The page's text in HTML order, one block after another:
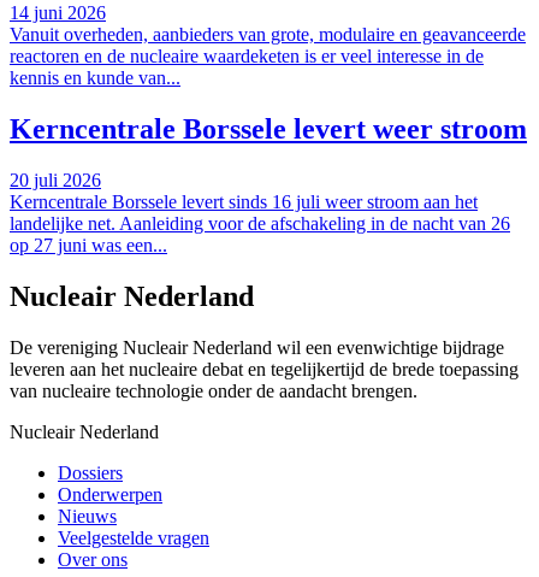
14 juni 2026
Vanuit overheden, aanbieders van grote, modulaire en geavanceerde
reactoren en de nucleaire waardeketen is er veel interesse in de
kennis en kunde van...
Kerncentrale Borssele levert weer stroom
20 juli 2026
Kerncentrale Borssele levert sinds 16 juli weer stroom aan het
landelijke net. Aanleiding voor de afschakeling in de nacht van 26
op 27 juni was een...
Nucleair Nederland
De vereniging Nucleair Nederland wil een evenwichtige bijdrage
leveren aan het nucleaire debat en tegelijkertijd de brede toepassing
van nucleaire technologie onder de aandacht brengen.
Nucleair Nederland
Dossiers
Onderwerpen
Nieuws
Veelgestelde vragen
Over ons